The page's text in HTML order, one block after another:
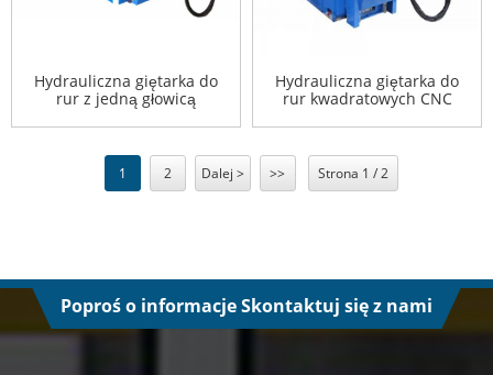
Hydrauliczna giętarka do
rur z jedną głowicą
Hydrauliczna giętarka do
rur kwadratowych CNC
1 2 Dalej > >> Strona 1 / 2
Poproś o informacje Skontaktuj się z nami